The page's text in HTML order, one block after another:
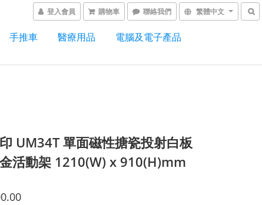
登入會員 購物車 聯絡我們 繁體中文
手推車 醫療用品 電腦及電子產品
UM34T 單面磁性搪瓷投射白板
活動架 1210(W) x 910(H)mm